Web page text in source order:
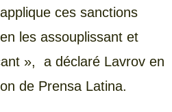
ces sanctions
les assouplissant et
», a déclaré Lavrov en
de Prensa Latina.